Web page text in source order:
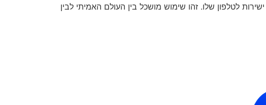
לטלפון שלו. זהו שימוש מושכל בין העולם האמיתי לבין